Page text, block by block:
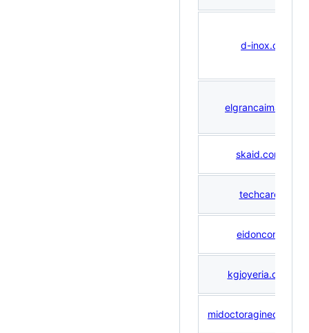
d-inox.com
elgrancaiman.com
skaid.com.pe
techcare.pe
eidoncore.pe
kgjoyeria.com.pe